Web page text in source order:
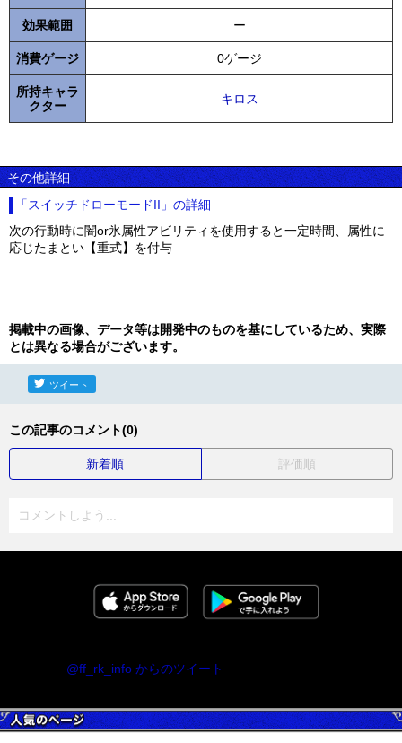
効果範囲 ー
消費ゲージ 0ゲージ
所持キャラ
クター
キロス
その他詳細
「スイッチドローモードII」の詳細
次の行動時に闇or氷属性アビリティを使用すると一定時間、属性に
応じたまとい【重式】を付与
掲載中の画像、データ等は開発中のものを基にしているため、実際
とは異なる場合がございます。
ツイート
この記事のコメント(0)
新着順 評価順
コメントしよう...
@ff_rk_info からのツイート